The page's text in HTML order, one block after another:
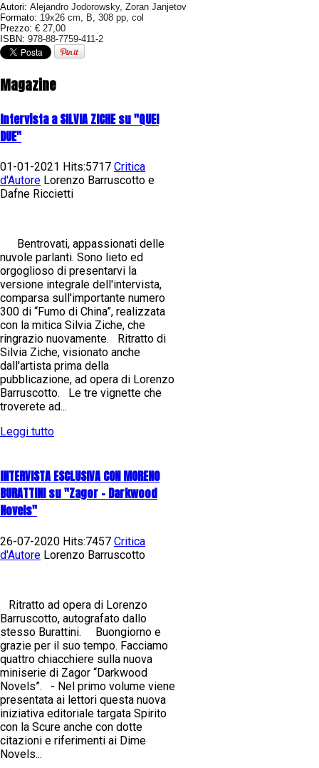
Autori: Alejandro Jodorowsky, Zoran Janjetov
Formato: 19x26 cm, B, 308 pp, col
Prezzo: € 27,00
ISBN: 978-88-7759-411-2
Magazine
Intervista a SILVIA ZICHE su "QUEI
DUE"
01-01-2021 Hits:5717 Critica
d'Autore Lorenzo Barruscotto e
Dafne Riccietti
Bentrovati, appassionati delle
nuvole parlanti. Sono lieto ed
orgoglioso di presentarvi la
versione integrale dell'intervista,
comparsa sull'importante numero
300 di “Fumo di China”, realizzata
con la mitica Silvia Ziche, che
ringrazio nuovamente. Ritratto di
Silvia Ziche, visionato anche
dall'artista prima della
pubblicazione, ad opera di Lorenzo
Barruscotto. Le tre vignette che
troverete ad...
Leggi tutto
INTERVISTA ESCLUSIVA CON MORENO
BURATTINI su "Zagor - Darkwood
Novels"
26-07-2020 Hits:7457 Critica
d'Autore Lorenzo Barruscotto
Ritratto ad opera di Lorenzo
Barruscotto, autografato dallo
stesso Burattini. Buongiorno e
grazie per il suo tempo. Facciamo
quattro chiacchiere sulla nuova
miniserie di Zagor “Darkwood
Novels”. - Nel primo volume viene
presentata ai lettori questa nuova
iniziativa editoriale targata Spirito
con la Scure anche con dotte
citazioni e riferimenti ai Dime
Novels...